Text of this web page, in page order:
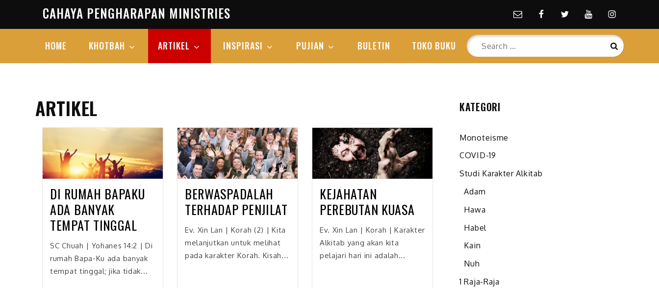
content
CAHAYA PENGHARAPAN MINISTRIES Email facebookTwitterYoutubeInstagram
HOME KHOTBAH ARTIKEL INSPIRASI PUJIAN BULETIN TOKO BUKU
Search
for:
Search
ARTIKEL
DI RUMAH BAPAKU
ADA BANYAK
TEMPAT TINGGAL
SC Chuah | Yohanes 14:2 | Di
rumah Bapa-Ku ada banyak
tempat tinggal; jika tidak...
BERWASPADALAH
TERHADAP PENJILAT
Ev. Xin Lan | Korah (2) | Kita
melanjutkan untuk melihat
pada karakter Korah. Kisah...
KEJAHATAN
PEREBUTAN KUASA
Ev. Xin Lan | Korah | Karakter
Alkitab yang akan kita
pelajari hari ini adalah...
KATEGORI
Monoteisme
COVID-19
Studi Karakter Alkitab
Adam
Hawa
Habel
Kain
Nuh
1 Raja-Raja